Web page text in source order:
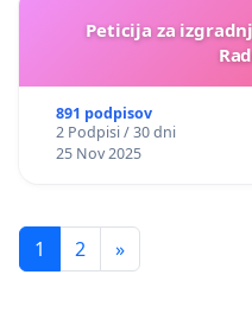
Peticija za
891 podpisov
2 Podpisi / 30 dni
25 Nov 2025
1 2 »